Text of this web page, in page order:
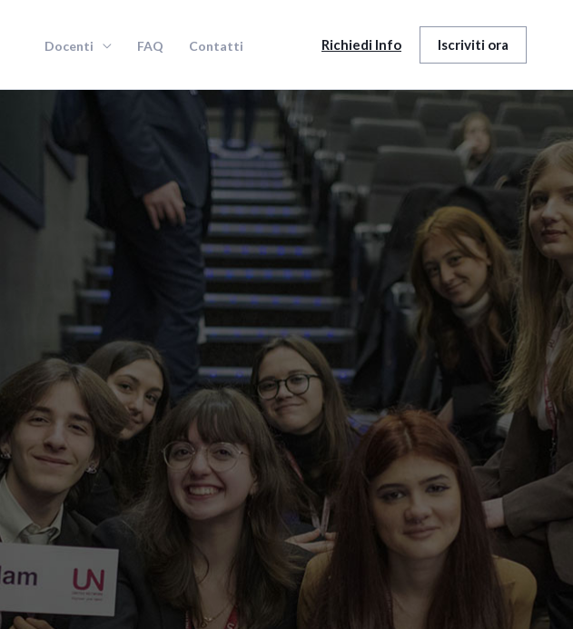
Docenti FAQ Contatti Richiedi Info Iscriviti ora